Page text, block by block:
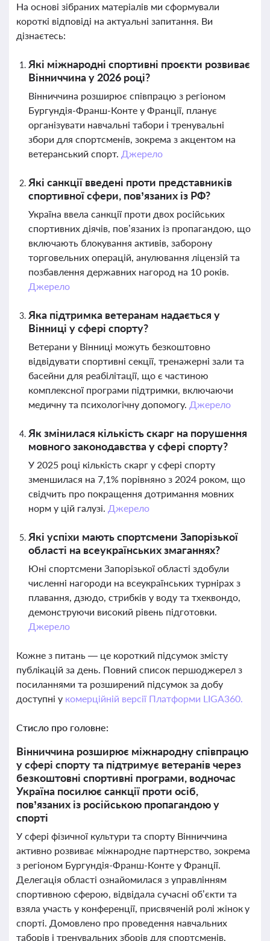
На основі зібраних матеріалів ми сформували
короткі відповіді на актуальні запитання. Ви
дізнаєтесь:
Які міжнародні спортивні проєкти розвиває
Вінниччина у 2026 році?
Вінниччина розширює співпрацю з регіоном
Бургундія-Франш-Конте у Франції, планує
організувати навчальні табори і тренувальні
збори для спортсменів, зокрема з акцентом на
ветеранський спорт. Джерело
Які санкції введені проти представників
спортивної сфери, пов’язаних із РФ?
Україна ввела санкції проти двох російських
спортивних діячів, пов’язаних із пропагандою, що
включають блокування активів, заборону
торговельних операцій, анулювання ліцензій та
позбавлення державних нагород на 10 років.
Джерело
Яка підтримка ветеранам надається у
Вінниці у сфері спорту?
Ветерани у Вінниці можуть безкоштовно
відвідувати спортивні секції, тренажерні зали та
басейни для реабілітації, що є частиною
комплексної програми підтримки, включаючи
медичну та психологічну допомогу. Джерело
Як змінилася кількість скарг на порушення
мовного законодавства у сфері спорту?
У 2025 році кількість скарг у сфері спорту
зменшилася на 7,1% порівняно з 2024 роком, що
свідчить про покращення дотримання мовних
норм у цій галузі. Джерело
Які успіхи мають спортсмени Запорізької
області на всеукраїнських змаганнях?
Юні спортсмени Запорізької області здобули
численні нагороди на всеукраїнських турнірах з
плавання, дзюдо, стрибків у воду та тхеквондо,
демонструючи високий рівень підготовки.
Джерело
Кожне з питань — це короткий підсумок змісту
публікацій за день. Повний список першоджерел з
посиланнями та розширений підсумок за добу
доступні у комерційній версії Платформи LIGA360.
Стисло про головне:
Вінниччина розширює міжнародну співпрацю
у сфері спорту та підтримує ветеранів через
безкоштовні спортивні програми, водночас
Україна посилює санкції проти осіб,
пов’язаних із російською пропагандою у
спорті
У сфері фізичної культури та спорту Вінниччина
активно розвиває міжнародне партнерство, зокрема
з регіоном Бургундія-Франш-Конте у Франції.
Делегація області ознайомилася з управлінням
спортивною сферою, відвідала сучасні об’єкти та
взяла участь у конференції, присвяченій ролі жінок у
спорті. Домовлено про проведення навчальних
таборів і тренувальних зборів для спортсменів,